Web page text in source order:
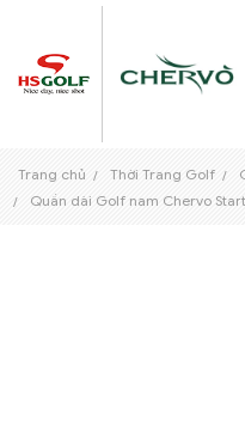
THƯƠNG HIỆU
Trang chủ Thời Trang Golf
Quần dài Golf nam Chervo Start